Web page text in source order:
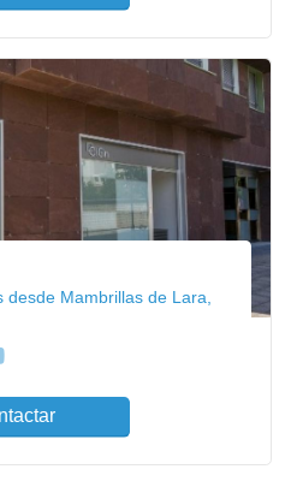
Mambrillas de Lara,